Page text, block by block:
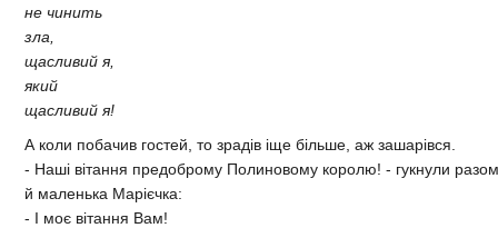
не чинить
зла,
щасливий я,
який
щасливий я!
А коли побачив гостей, то зрадів іще більше, аж зашарівся.
- Наші вітання предоброму Полиновому королю! - гукнули
й маленька Марієчка:
- І моє вітання Вам!